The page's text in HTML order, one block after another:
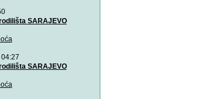
SARAJEVO
SARAJEVO